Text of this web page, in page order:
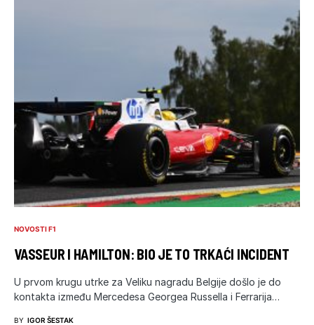
NOVOSTI F1
VASSEUR I HAMILTON: BIO JE TO TRKAĆI INCIDENT
U prvom krugu utrke za Veliku nagradu Belgije došlo je do
kontakta između Mercedesa Georgea Russella i Ferrarija…
BY IGOR ŠESTAK